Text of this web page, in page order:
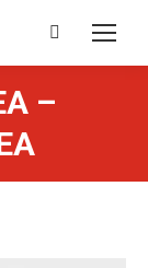
Search:
–